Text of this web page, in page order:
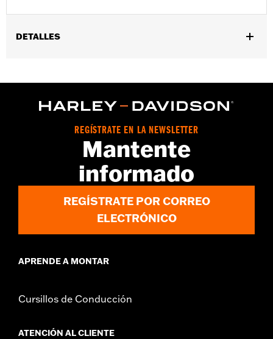
DETALLES
todos los modelos se requiere la compra por separado de la
parrilla de montaje H-D® Detachables™ Two-Up o Solo Tour-
Pak®, la tornillería de acoplamiento correspondiente y el kit de
posteriores FLHXSE y FLTRXSE, ‘24 y posteriores FLHX, FLTRX,
del kit de espaciador N/P 53001105A. Los modelos FLTRXSTSE
requieren la compra adicional del kit de tornillería de
conversión desmontable N/P 54000383.
Instrucciones de instalación
Longitud:21.6 Inches
d.com/warranty para más detalles
REGÍSTRATE EN LA NEWSLETTER
Mantente
informado
REGÍSTRATE POR CORREO
ELECTRÓNICO
APRENDE A MONTAR
Cursillos de Conducción
ATENCIÓN AL CLIENTE